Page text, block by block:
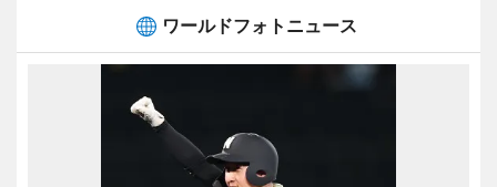
ワールドフォトニュース